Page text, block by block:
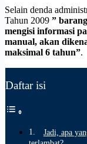
Selain denda
Tahun 2009 ”
mengisi informasi
manual, akan
maksimal 6 tahun”.
Daftar isi
Jadi, apa